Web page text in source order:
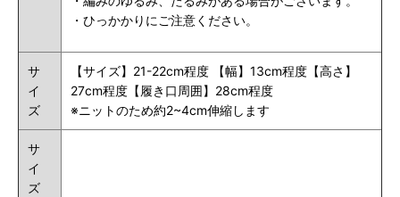
・ひっかかりにご注意ください。
サ
イ
ズ
【サイズ】21-22cm程度 【幅】13cm程度【高さ】
27cm程度【履き口周囲】28cm程度
※ニットのため約2~4cm伸縮します
サ
イ
ズ